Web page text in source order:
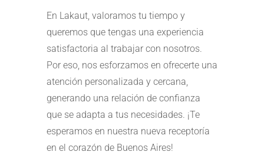
En Lakaut, valoramos tu tiempo y
queremos que tengas una experiencia
satisfactoria al trabajar con nosotros.
Por eso, nos esforzamos en ofrecerte una
atención personalizada y cercana,
generando una relación de confianza
que se adapta a tus necesidades. ¡Te
esperamos en nuestra nueva receptoría
en el corazón de Buenos Aires!